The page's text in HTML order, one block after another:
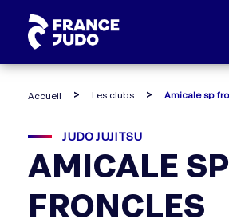
Accueil Les clubs
JUDO JUJITSU
AMICALE SP
FRONCLES